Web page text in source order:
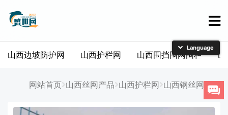
山西边坡防护网 山西护栏网 山西围挡围网围栏 山
网站首页 山西丝网产品 山西护栏网 山西钢丝网护栏
简体中文
日本語